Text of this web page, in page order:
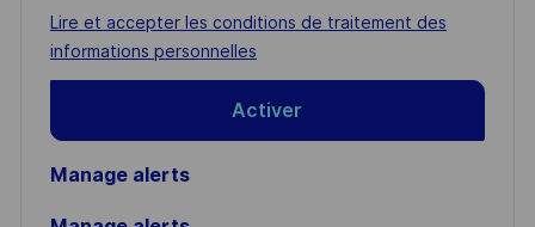
address
(Required)
Required
Lire et accepter les conditions de traitement des
informations personnelles
Activer
Manage alerts